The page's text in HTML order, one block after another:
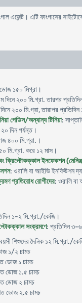
এজেন্ট। এটি ফাংগাসের
১৫০ মিগ্রা।
দিনে ২০০ মি.গ্রা. তারপর
২০০ মি.গ্রা, তারাপর
পেডিস/অন্যান্য টিনিয়া:
দিন পর্যন্ত।
৪০০ মি.গ্রা.।
মি.গ্রা. করে ১২ মাস।
ক্রিপ্টোকক্কাল ইনফেকশন
: ওরালি বা আইভি ইনফিউশন
প্রতিরোধ রোগীদের: ওরালি
১-২ মি.গ্রা./কেজি।
সংক্রমণে: প্রতিদিন ৩-
শিশুদের দৈনিক ১২ মি.গ্রা./
১/২ চামচ
ডোজ ১ চামচ
ডোজ ১.৫ চামচ
ডোজ ২ চামচ
ডোজ ২.৫ চামচ